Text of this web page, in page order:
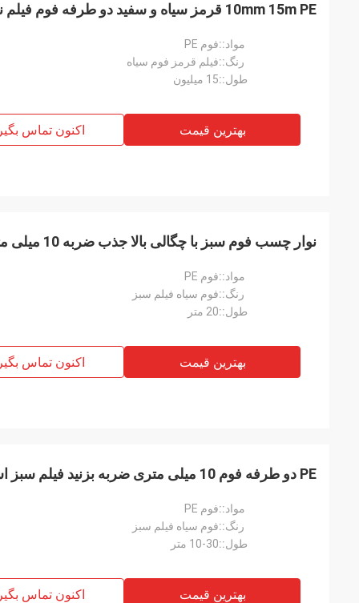
10mm 15m PE قرمز سیاه و سفید دو طرفه فوم فیلم نوار چگالی بالا
مواد::فوم PE
رنگ::فیلم قرمز فوم سیاه
طول::15 میلیون
بهترین قیمت اکنون تماس
نوار چسب فوم سبز با چگالی بالا جذب ضربه 10 میلی متر
مواد::فوم PE
رنگ::فوم سیاه فیلم سبز
طول::20 متر
بهترین قیمت اکنون تماس
PE دو طرفه فوم 10 میلی متری ضربه بزنید فیلم سبز اسفنج قوی
مواد::فوم PE
رنگ::فوم سیاه فیلم سبز
طول::10-30 متر
بهترین قیمت اکنون تماس